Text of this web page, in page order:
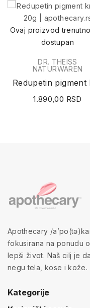
Ovaj proizvod
dostupan
DR. THEISS
NATURWAREN
1.890,00 RSD
Apothecary /
fokusirana na ponudu
lepši život. Naš cilj je
negu tela, kose i kože.
Kategorije